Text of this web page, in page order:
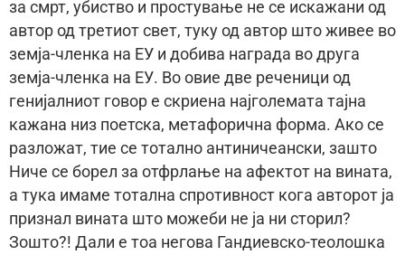
за смрт, убиство и простување не се искажани од
автор од третиот свет, туку од автор што живее во
земја-членка на ЕУ и добива награда во друга
земја-членка на ЕУ. Во овие две реченици од
генијалниот говор е скриена најголемата тајна
кажана низ поетска, метафорична форма. Ако се
разложат, тие се тотално антиничеански, зашто
Ниче се борел за отфрлање на афектот на вината,
а тука имаме тотална спротивност кога авторот ја
признал вината што можеби не ја ни сторил?
Зошто?! Дали е тоа негова Гандиевско-теолошка